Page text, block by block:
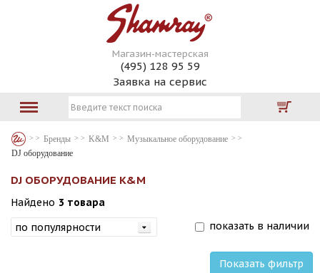
Магазин-мастерская
(495) 128 95 59
Заявка на сервис
Бренды K&M
Музыкальное оборудование
DJ оборудование
DJ ОБОРУДОВАНИЕ K&M
Найдено 3 товара
показать в наличии
Показать фильтр